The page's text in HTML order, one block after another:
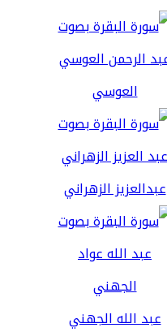
العوسي
عبدالعزيز الزهراني
عبد الله الجهني